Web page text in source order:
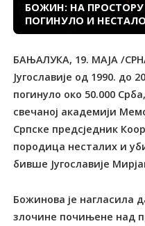
БОЖИН: НА ПРОСТОРУ
ПОГИНУЛО И НЕСТАЛО
БАЊАЛУКА, 19. МАЈА /
Југославије од 1990. до
погинуло око 50.000
свечаној академији
Српске предсједник
породица несталих и
бивше Југославије
Божинова је нагласила
злочине почињене над